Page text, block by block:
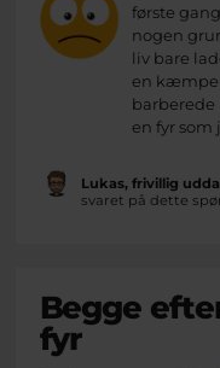
første
nogen
liv bare
en kæmpe
barberede
en fyr som
Lukas, frivillig
svaret på dette
Begge
fyr